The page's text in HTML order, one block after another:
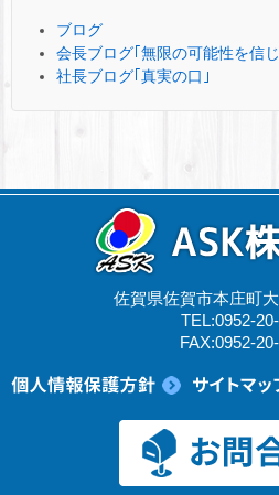
ブログ
会長ブログ｢無限の可能性を信
社長ブログ｢真実の口｣
佐賀県佐賀市本庄町
TEL:0952-
FAX:0952-